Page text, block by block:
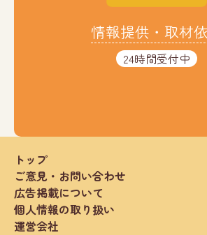
情報提供・取材
24時間受付中
トップ
ご意見・お問い合わせ
広告掲載について
個人情報の取り扱い
運営会社